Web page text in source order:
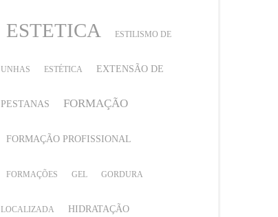
ESTETICA ESTILISMO DE
UNHAS ESTÉTICA EXTENSÃO DE
PESTANAS FORMAÇÃO
FORMAÇÃO PROFISSIONAL
FORMAÇÕES GEL GORDURA
LOCALIZADA HIDRATAÇÃO